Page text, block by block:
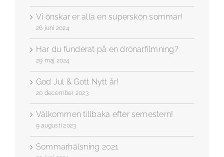
Vi önskar er alla en superskön sommar!
26 juni 2024
Har du funderat på en drönarfilmning?
29 maj 2024
God Jul & Gott Nytt år!
20 december 2023
Välkommen tillbaka efter semestern!
9 augusti 2023
Sommarhälsning 2021